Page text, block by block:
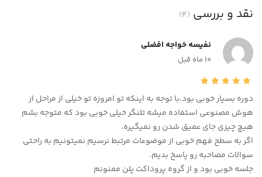
نقد و بررسی (4)
نفیسه خواجه افضلی
10 ماه قبل
دوره بسیار خوبی بود.با توجه به اینکه تو امروزه تو خیلی از مراحل از
هوش مصنوعی استفاده میشه تلنگر خیلی خوبی بود که متوجه بشم
هیچ چیزی جای عمیق شدن رو نمیگیره.
اگر به سطح فهم خوبی از موضوعات مرتبط نرسیم نمیتونیم به راحتی
سوالات مصاحبه رو پاسخ بدیم.
جلسه خوبی بود و از گروه پروداکت پلن ممنونم